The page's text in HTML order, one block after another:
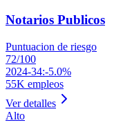
Notarios Publicos
Puntuacion de riesgo
72/100
2024-34:-5.0%
55K empleos
Ver detalles
Alto